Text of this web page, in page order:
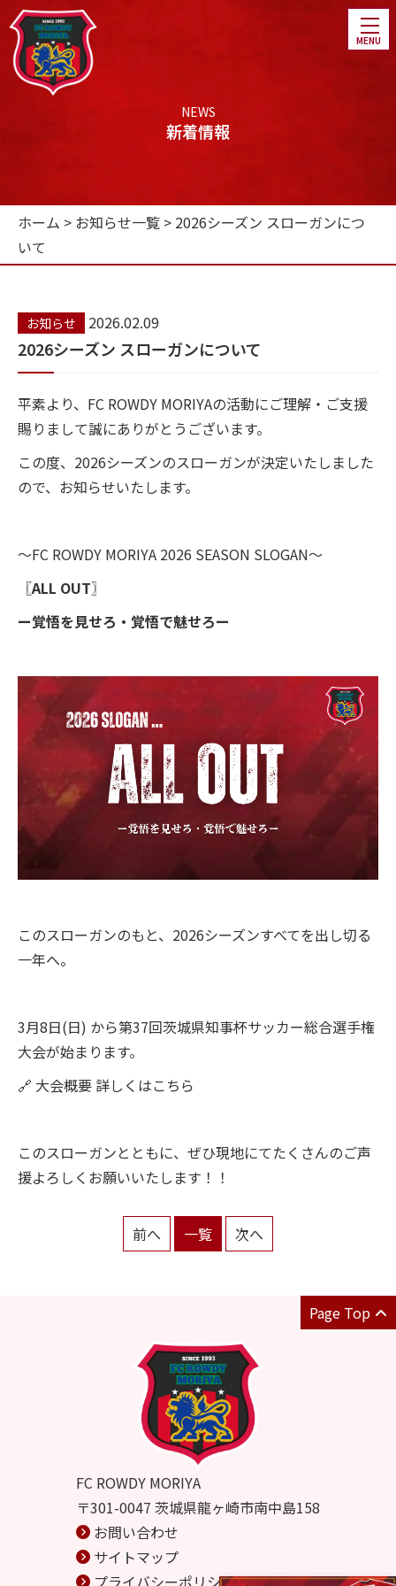
チーム紹介
ファンクラブ
スクール
ジュニアユース
NEWS
新着情報
ホーム > お知らせ一覧 > 2026シーズン スローガンにつ
いて
お知らせ 2026.02.09
2026シーズン スローガンについて
平素より、FC ROWDY MORIYAの活動にご理解・ご支援
賜りまして誠にありがとうございます。
この度、2026シーズンのスローガンが決定いたしました
ので、お知らせいたします。
～FC ROWDY MORIYA 2026 SEASON SLOGAN～
〖ALL OUT〗
ー覚悟を見せろ・覚悟で魅せろー
このスローガンのもと、2026シーズンすべてを出し切る
一年へ。
3月8日(日) から第37回茨城県知事杯サッカー総合選手権
大会が始まります。
🔗 大会概要 詳しくはこちら
このスローガンとともに、ぜひ現地にてたくさんのご声
援よろしくお願いいたします！！
前へ 一覧 次へ
Page Top
FC ROWDY MORIYA
〒301-0047 茨城県龍ヶ崎市南中島158
お問い合わせ
サイトマップ
プライバシーポリシー